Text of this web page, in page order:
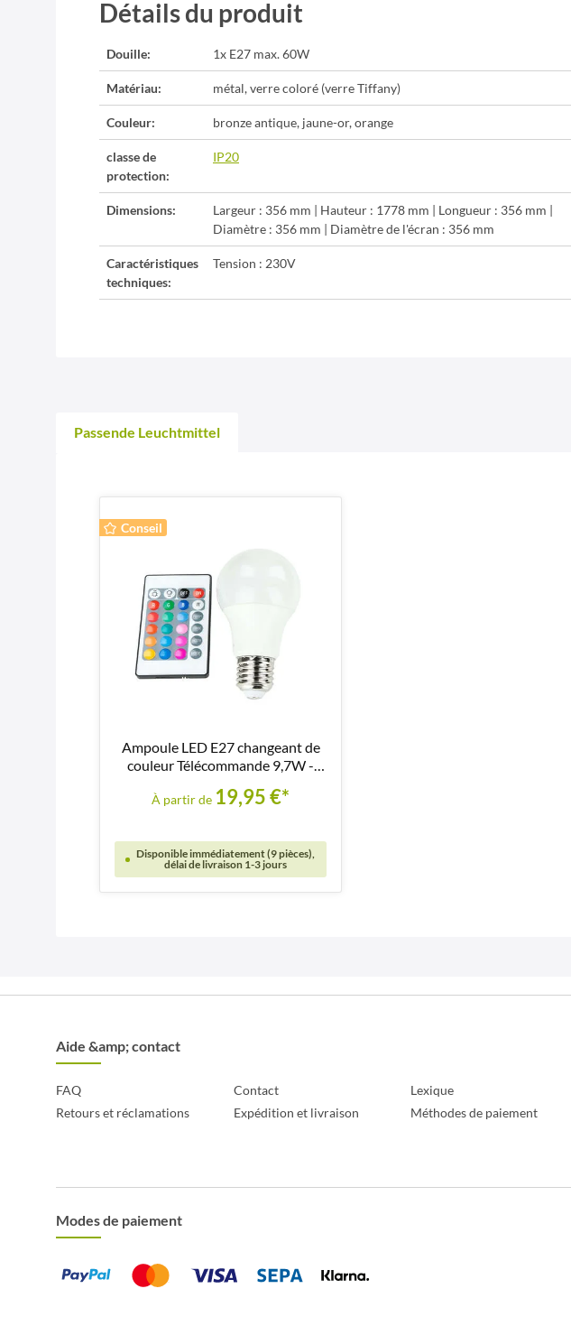
Détails du produit
Douille: 1x E27 max. 60W
Matériau: métal, verre coloré (verre Tiffany)
Couleur: bronze antique, jaune-or, orange
classe de
protection:
IP20
Dimensions:
Largeur : 356 mm | Hauteur : 1778 mm | Longueur : 356 mm |
Diamètre : 356 mm | Diamètre de l'écran : 356 mm
Caractéristiques
techniques:
Tension : 230V
Passende Leuchtmittel
Conseil
Ampoule LED E27 changeant de
couleur Télécommande 9,7W -
À partir de 19,95 €*
Disponible immédiatement (9 pièces),
délai de livraison 1-3 jours
Aide &amp; contact
FAQ Contact
Lexique
Retours et réclamations
Expédition et livraison Méthodes de paiement
Modes de paiement